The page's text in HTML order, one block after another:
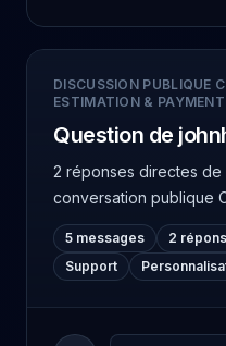
DISCUSSION PUBLIQUE
ESTIMATION &
Question de
2 réponses directes de
conversation publique
5 messages 2
Support